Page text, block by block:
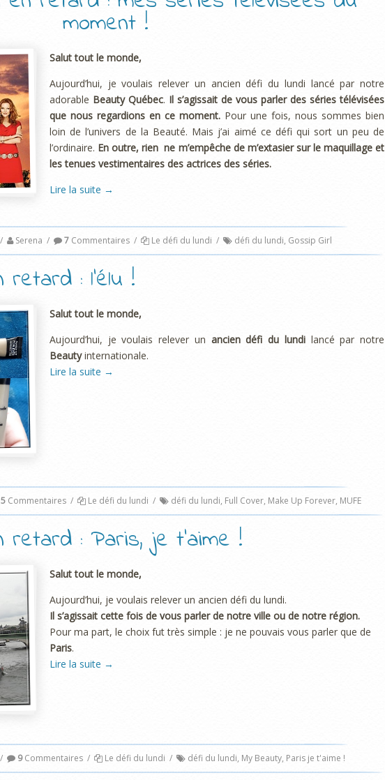
moment !
Salut tout le monde,
Aujourd’hui, je voulais relever un ancien défi du lundi lancé par notre
adorable Beauty Québec. Il s’agissait de vous parler des séries télévisées
que nous regardions en ce moment. Pour une fois, nous sommes bien
loin de l’univers de la Beauté. Mais j’ai aimé ce défi qui sort un peu de
l’ordinaire. En outre, rien ne m’empêche de m’extasier sur le maquillage et
les tenues vestimentaires des actrices des séries.
Lire la suite →
/ Serena / 7 Commentaires / Le défi du lundi / défi du lundi, Gossip Girl
: l’élu !
Salut tout le monde,
Aujourd’hui, je voulais relever un ancien défi du lundilancé par notre
Beautyinternationale.
Lire la suite →
5 Commentaires / Le défi du lundi / défi du lundi, Full Cover, Make Up Forever, MUFE
: Paris, je t’aime !
Salut tout le monde,
Aujourd’hui, je voulais relever un ancien défi du lundi.
Il s’agissait cette fois de vous parler de notre ville ou de notre région.
Pour ma part, le choix fut très simple : je ne pouvais vous parler que de
Paris.
Lire la suite →
/ 9Commentaires / Le défi du lundi / défi du lundi, My Beauty, Paris je t'aime !